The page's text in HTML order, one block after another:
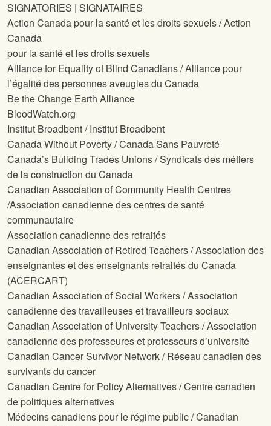
SIGNATORIES | SIGNATAIRES
Action Canada pour la santé et les droits sexuels / Action
Canada
pour la santé et les droits sexuels
Alliance for Equality of Blind Canadians / Alliance pour
l’égalité des personnes aveugles du Canada
Be the Change Earth Alliance
BloodWatch.org
Institut Broadbent / Institut Broadbent
Canada Without Poverty / Canada Sans Pauvreté
Canada’s Building Trades Unions / Syndicats des métiers
de la construction du Canada
Canadian Association of Community Health Centres
/Association canadienne des centres de santé
communautaire
Association canadienne des retraités
Canadian Association of Retired Teachers / Association des
enseignantes et des enseignants retraités du Canada
(ACERCART)
Canadian Association of Social Workers / Association
canadienne des travailleuses et travailleurs sociaux
Canadian Association of University Teachers / Association
canadienne des professeures et professeurs d’université
Canadian Cancer Survivor Network / Réseau canadien des
survivants du cancer
Canadian Centre for Policy Alternatives / Centre canadien
de politiques alternatives
Médecins canadiens pour le régime public / Canadian